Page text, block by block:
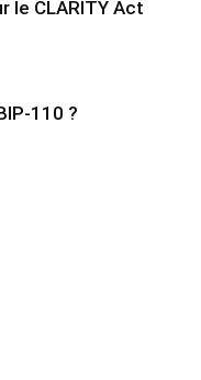
le CLARITY Act
110 ?